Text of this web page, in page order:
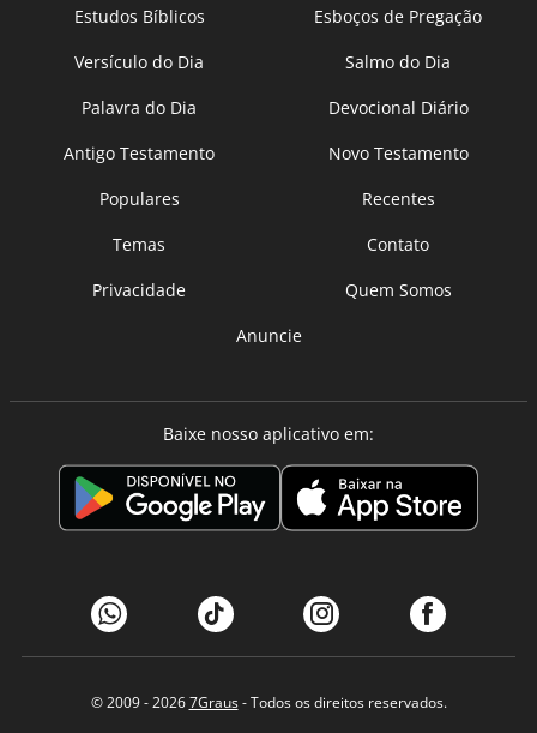
Estudos Bíblicos
Esboços de Pregação
Versículo do Dia
Salmo do Dia
Palavra do Dia
Devocional Diário
Antigo Testamento
Novo Testamento
Populares
Recentes
Temas
Contato
Privacidade
Quem Somos
Anuncie
Baixe nosso aplicativo em:
© 2009 - 20267Graus- Todos os direitos reservados.